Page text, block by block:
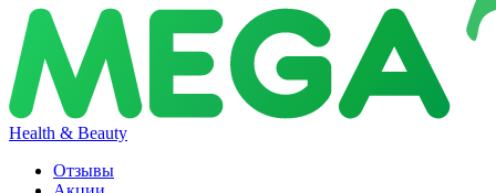
Health & Beauty
Отзывы